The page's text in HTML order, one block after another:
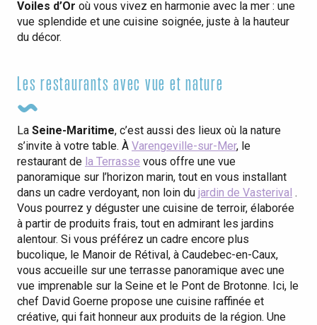
Voiles d’Or où vous vivez en harmonie avec la mer : une
vue splendide et une cuisine soignée, juste à la hauteur
du décor.
Les restaurants avec vue et nature
La Seine-Maritime, c’est aussi des lieux où la nature
s’invite à votre table. À Varengeville-sur-Mer, le
restaurant de la Terrasse vous offre une vue
panoramique sur l’horizon marin, tout en vous installant
dans un cadre verdoyant, non loin du jardin de Vasterival .
Vous pourrez y déguster une cuisine de terroir, élaborée
à partir de produits frais, tout en admirant les jardins
alentour. Si vous préférez un cadre encore plus
bucolique, le Manoir de Rétival, à Caudebec-en-Caux,
vous accueille sur une terrasse panoramique avec une
vue imprenable sur la Seine et le Pont de Brotonne. Ici, le
chef David Goerne propose une cuisine raffinée et
créative, qui fait honneur aux produits de la région. Une